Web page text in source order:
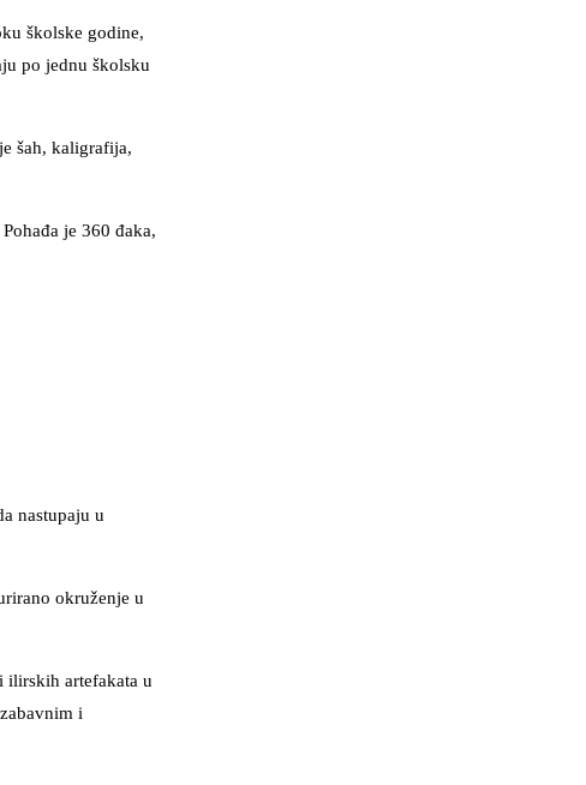
školske godine,
po jednu školsku
šah, kaligrafija,
je 360 đaka,
nastupaju u
okruženje u
ilirskih artefakata u
i